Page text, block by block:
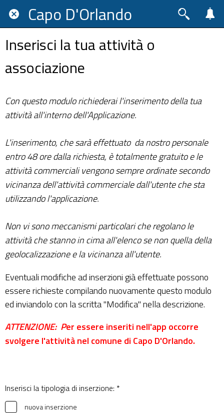
Capo D'Orlando
Inserisci la tua attività o
associazione
Con questo modulo richiederai l'inserimento della tua
attività all'interno dell'Applicazione.
L'inserimento, che sarà effettuato da nostro personale
entro 48 ore dalla richiesta, è totalmente gratuito e le
attività commerciali vengono sempre ordinate secondo
vicinanza dell'attività commerciale dall'utente che sta
utilizzando l'applicazione.
Non vi sono meccanismi particolari che regolano le
attività che stanno in cima all'elenco se non quella della
geolocalizzazione e la vicinanza all'utente.
Eventuali modifiche ad inserzioni già effettuate possono
essere richieste compilando nuovamente questo modulo
ed inviandolo con la scritta "Modifica" nella descrizione.
ATTENZIONE: Per essere inseriti nell'app occorre
svolgere l'attività nel comune di Capo D'Orlando.
Inserisci la tipologia di inserzione: *
nuova inserzione